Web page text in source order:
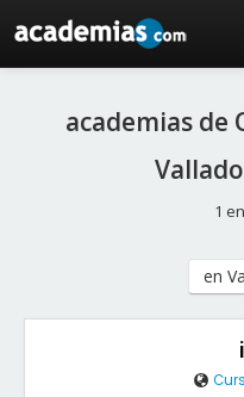
blogacademias de
1
en